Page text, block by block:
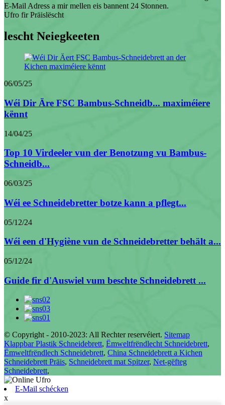
E-Mail Adress a mir mellen eis bannent 24 Stonnen.
Ufro fir Präislëscht
lescht Neiegkeeten
06/05/25
Wéi Dir Äre FSC Bambus-Schneidb... maximéiere
kënnt
14/04/25
Top 10 Virdeeler vun der Benotzung vu Bambus-
Schneidb...
06/03/25
Wéi ee Schneidebretter botze kann a pflegt...
05/12/24
Wéi een d'Hygiène vun de Schneidebretter behält a...
05/12/24
Guide fir d'Auswiel vum beschte Schneidebrett ...
© Copyright - 2010-2023: All Rechter reservéiert. Sitemap
Klappbar Plastik Schneidebrett, Ëmweltfrëndlecht Schneidebrett,
Ëmweltfrëndlech Schneidebrett, China Schneidebrett a Kichen
Schneidebrett Präis, Schneidebrett mat Spitzer, Net-gëfteg
Schneidebrett,
E-Mail schécken
x